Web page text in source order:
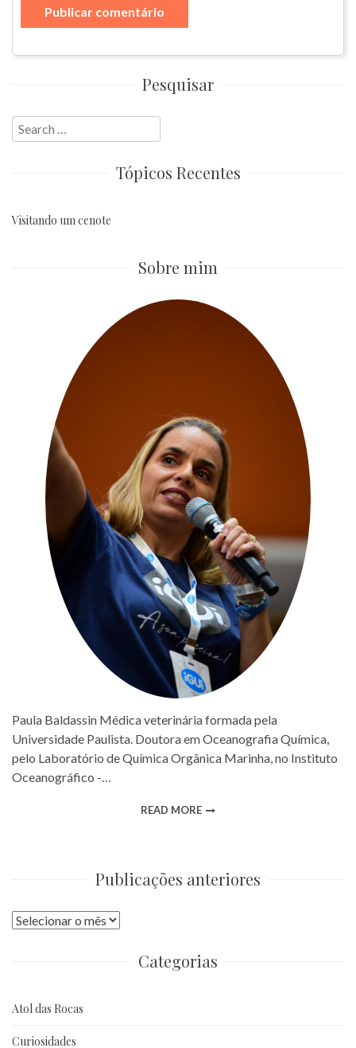
Pesquisar
Search
for:
Tópicos Recentes
Visitando um cenote
Sobre mim
Paula Baldassin Médica veterinária formada pela
Universidade Paulista. Doutora em Oceanografia Química,
pelo Laboratório de Química Orgânica Marinha, no Instituto
Oceanográfico -…
READ MORE
Publicações anteriores
Publicações
Categorias
Atol das Rocas
Curiosidades